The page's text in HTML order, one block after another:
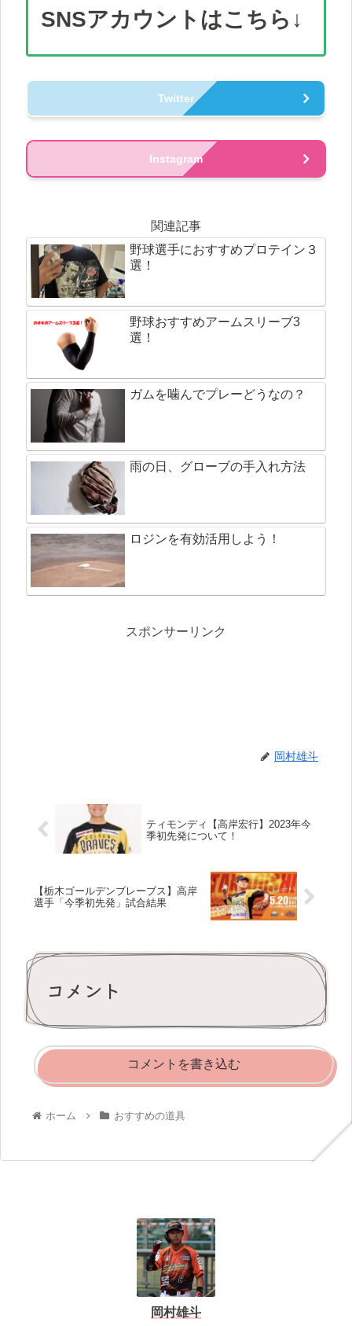
SNSアカウント はこちら↓
Twitter
Instagram
関連記事
野球選手におすすめプロテイン３
選！
野球おすすめアームスリーブ3
選！
ガムを噛んでプレーどうなの？
雨の日、グローブの手入れ方法
ロジンを有効活用しよう！
スポンサーリンク
岡村雄斗
ティモンディ【高岸宏行】2023年今
季初先発について！
【栃木ゴールデンブレーブス】高岸
選手「今季初先発」試合結果
コメント
コメントを書き込む
ホーム おすすめの道具
岡村雄斗